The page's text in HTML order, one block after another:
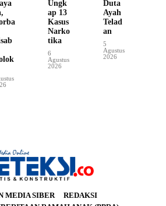
Ungk
ap 13
Kasus
Narko
tika
6
Agustus
2026
Duta
Ayah
Telad
an
5
Agustus
2026
MEDIA SIBER
REDAKSI